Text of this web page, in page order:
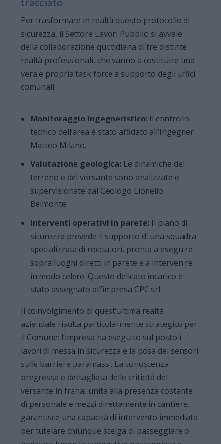
tracciato
Per trasformare in realtà questo protocollo di
sicurezza, il Settore Lavori Pubblici si avvale
della collaborazione quotidiana di tre distinte
realtà professionali, che vanno a costituire una
vera e propria task force a supporto degli uffici
comunali:
Monitoraggio ingegneristico:Il controllo
tecnico dell’area è stato affidato all’Ingegner
Matteo Milano.
Valutazione geologica:Le dinamiche del
terreno e del versante sono analizzate e
supervisionate dal Geologo Lionello
Belmonte.
Interventi operativi in parete:Il piano di
sicurezza prevede il supporto di una squadra
specializzata di rocciatori, pronta a eseguire
sopralluoghi diretti in parete e a intervenire
in modo celere. Questo delicato incarico è
stato assegnato all’impresa CPC srl.
Il coinvolgimento di quest’ultima realtà
aziendale risulta particolarmente strategico per
il Comune: l’impresa ha eseguito sul posto i
lavori di messa in sicurezza e la posa dei sensori
sulle barriere paramassi. La conoscenza
pregressa e dettagliata delle criticità del
versante in frana, unita alla presenza costante
di personale e mezzi direttamente in cantiere,
garantisce una capacità di intervento immediata
per tutelare chiunque scelga di passeggiare o